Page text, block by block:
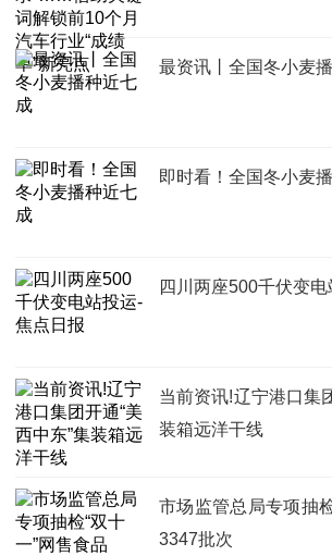
最资讯丨全国冬小麦
即时看！全国冬小麦
四川两座500千伏变
当前资讯!辽宁港口集
装箱远洋干线
市场监管总局专项抽
3347批次